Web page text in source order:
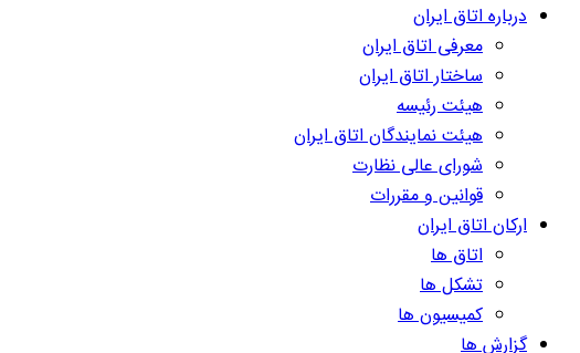
درباره اتاق ایران
معرفی اتاق ایران
ساختار اتاق ایران
هیئت رئیسه
هیئت نمایندگان اتاق ایران
شورای عالی نظارت
قوانین و مقررات
ارکان اتاق ایران
اتاق ها
تشکل ها
کمیسیون ها
گزارش ها